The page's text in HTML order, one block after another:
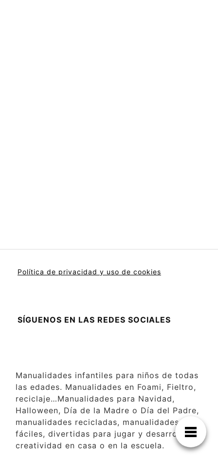
Política de privacidad y uso de cookies
SÍGUENOS EN LAS REDES SOCIALES
Manualidades infantiles para niños de todas
las edades. Manualidades en Foami, Fieltro,
reciclaje…Manualidades para Navidad,
Halloween, Día de la Madre o Día del Padre,
manualidades recicladas, manualidades
fáciles, divertidas para jugar y desarrollar la
creatividad en casa o en la escuela.